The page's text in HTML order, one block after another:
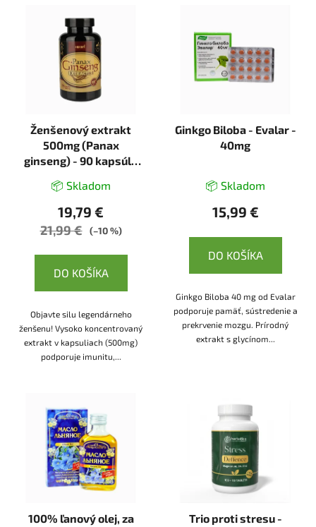
Ženšenový extrakt
500mg (Panax
ginseng) - 90 kapsúl -
📦 Skladom
19,79 €
21,99 € (–10 %)
DO KOŠÍKA
Objavte silu legendárneho
ženšenu! Vysoko koncentrovaný
extrakt v kapsuliach (500mg)
podporuje imunitu,...
Ginkgo Biloba - Evalar -
40mg
📦 Skladom
15,99 €
DO KOŠÍKA
Ginkgo Biloba 40 mg od Evalar
podporuje pamäť, sústredenie a
prekrvenie mozgu. Prírodný
extrakt s glycínom...
100% ľanový olej, za
Trio proti stresu -